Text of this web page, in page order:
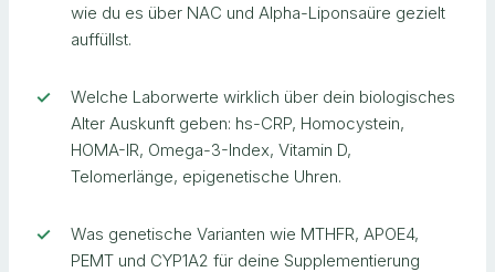
wie du es über NAC und Alpha-Liponsaüre gezielt
auffüllst.
Welche Laborwerte wirklich über dein biologisches
Alter Auskunft geben: hs-CRP, Homocystein,
HOMA-IR, Omega-3-Index, Vitamin D,
Telomerlänge, epigenetische Uhren.
Was genetische Varianten wie MTHFR, APOE4,
PEMT und CYP1A2 für deine Supplementierung